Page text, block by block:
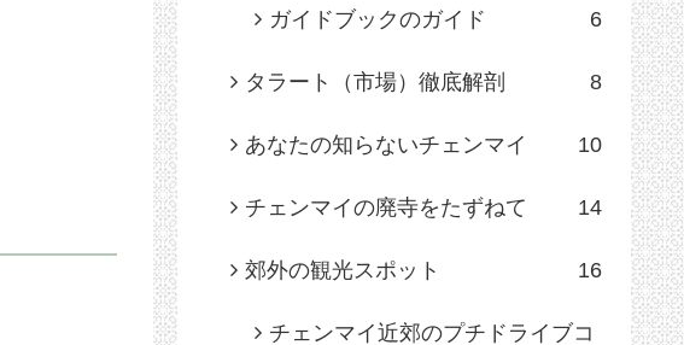
ガイドブックのガイド 6
タラート（市場）徹底解剖 8
あなたの知らないチェンマイ 10
チェンマイの廃寺をたずねて 14
郊外の観光スポット 16
チェンマイ近郊のプチドライブコ